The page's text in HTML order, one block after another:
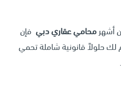
أشهر محامي عقاري دبي فإن
حلولاً قانونية شاملة تحمي